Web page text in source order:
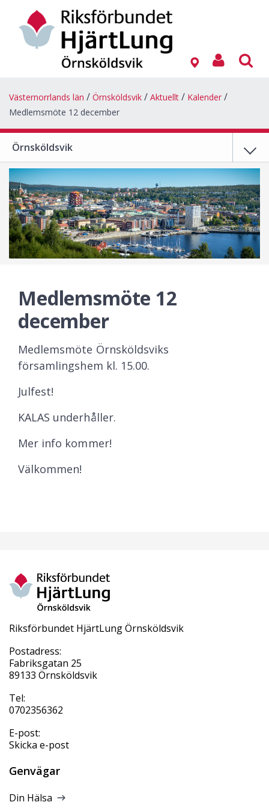
Västernorrlands län Örnsköldsvik Aktuellt
Kalender
Medlemsmöte 12 december
Örnsköldsvik
Medlemsmöte 12
december
Medlemsmöte Örnsköldsviks
församlingshem kl. 15.00.
Julfest!
KALAS underhåller.
Mer info kommer!
Välkommen!
Riksförbundet HjärtLung Örnsköldsvik
Postadress:
Fabriksgatan 25
89133 Örnsköldsvik
Tel:
0702356362
E-post:
Skicka e-post
Genvägar
Din Hälsa